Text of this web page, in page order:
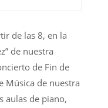
de las 8, en la
de nuestra
de Fin de
Música de nuestra
aulas de piano,